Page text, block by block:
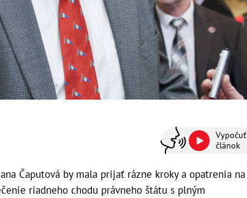
Vypočuť
článok
Čaputová by mala prijať rázne kroky a opatrenia na
riadneho chodu právneho štátu s plným